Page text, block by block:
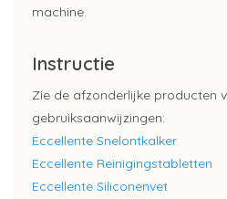
machine.
Instructie
Zie de afzonderlijke producten
gebruiksaanwijzingen:
Eccellente Snelontkalker
Eccellente Reinigingstabletten
Eccellente Siliconenvet